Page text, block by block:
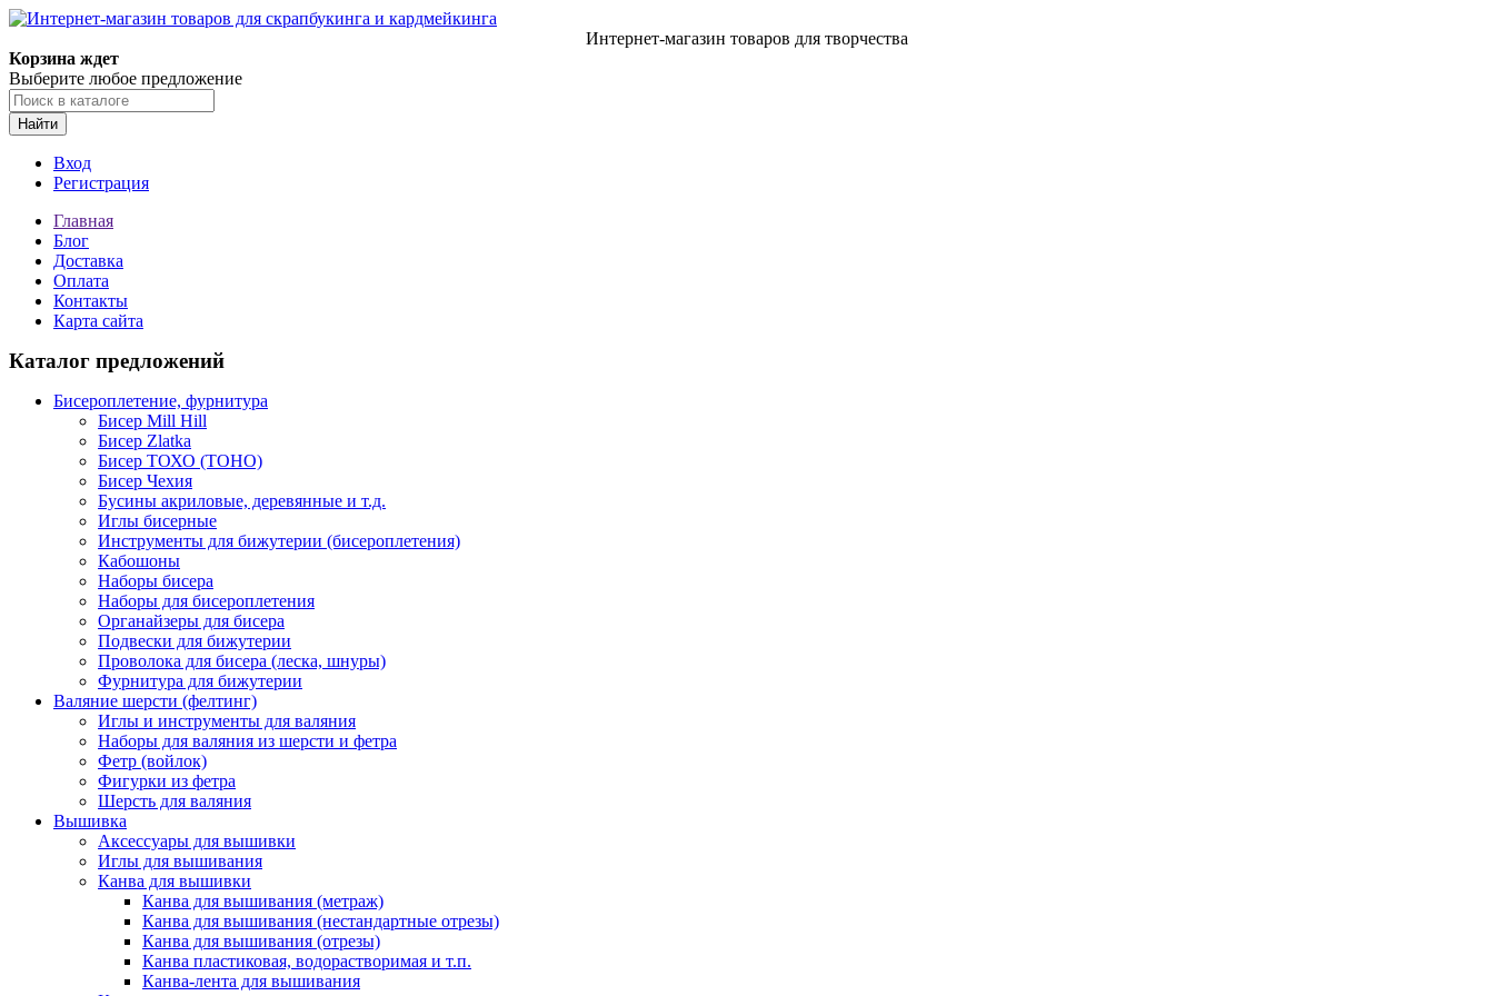
Интернет-магазин товаров для творчества
Корзина ждет
Выберите любое предложение
Найти
Вход
Регистрация
Главная
Блог
Доставка
Оплата
Контакты
Карта сайта
Каталог предложений
Бисероплетение, фурнитура
Бисер Mill Hill
Бисер Zlatka
Бисер ТОХО (TOHO)
Бисер Чехия
Бусины акриловые, деревянные и т.д.
Иглы бисерные
Инструменты для бижутерии (бисероплетения)
Кабошоны
Наборы бисера
Наборы для бисероплетения
Органайзеры для бисера
Подвески для бижутерии
Проволока для бисера (леска, шнуры)
Фурнитура для бижутерии
Валяние шерсти (фелтинг)
Иглы и инструменты для валяния
Наборы для валяния из шерсти и фетра
Фетр (войлок)
Фигурки из фетра
Шерсть для валяния
Вышивка
Аксессуары для вышивки
Иглы для вышивания
Канва для вышивки
Канва для вышивания (метраж)
Канва для вышивания (нестандартные отрезы)
Канва для вышивания (отрезы)
Канва пластиковая, водорастворимая и т.п.
Канва-лента для вышивания